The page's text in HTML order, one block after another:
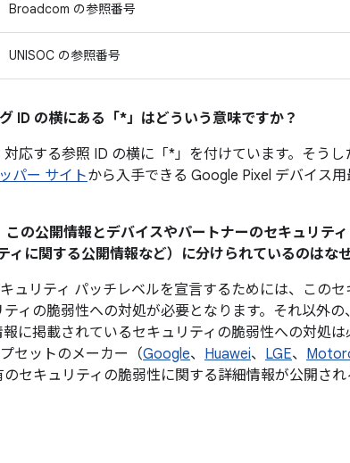
Broadcom の参照番号
UNISOC の参照番号
ID の横にある「*」はどういう意味ですか？
応する参照 ID の横に「*」を付けています。そう
パー サイトから入手できる Google Pixel デバイス
の公開情報とデバイスやパートナーのセキュリテ
ィに関する公開情報など）に分けられているのはな
ュリティ パッチレベルを宣言するためには、この
ィの脆弱性への対処が必要となります。それ以外
に掲載されているセキュリティの脆弱性への対処
セットのメーカー（Google、 Huawei、 LGE、
セキュリティの脆弱性に関する詳細情報が公開され